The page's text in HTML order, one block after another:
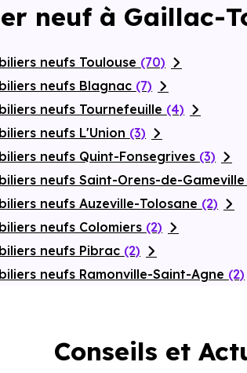
neuf à Gaillac-
neufs Toulouse (70)
neufs Blagnac (7)
neufs Tournefeuille (4)
neufs L'Union (3)
neufs Quint-Fonsegrives (3)
neufs Saint-Orens-de-Gameville
neufs Auzeville-Tolosane (2)
neufs Colomiers (2)
neufs Pibrac (2)
neufs Ramonville-Saint-Agne (2)
Conseils et